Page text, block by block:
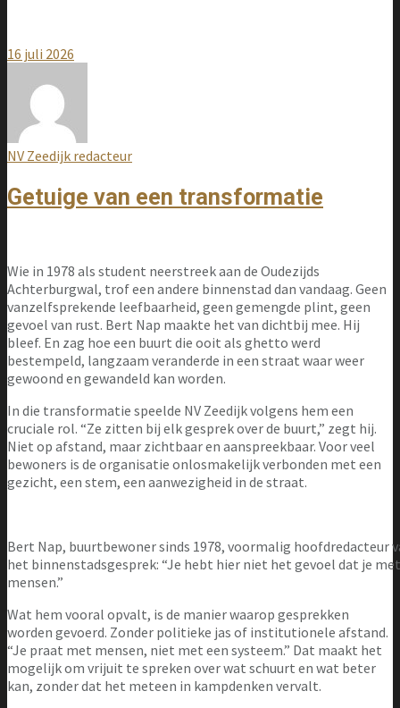
16 juli 2026
NV Zeedijk redacteur
Getuige van een transformatie
Wie in 1978 als student neerstreek aan de Oudezijds
Achterburgwal, trof een andere binnenstad dan vandaag. Geen
vanzelfsprekende leefbaarheid, geen gemengde plint, geen
gevoel van rust. Bert Nap maakte het van dichtbij mee. Hij
bleef. En zag hoe een buurt die ooit als ghetto werd
bestempeld, langzaam veranderde in een straat waar weer
gewoond en gewandeld kan worden.
In die transformatie speelde NV Zeedijk volgens hem een
cruciale rol. “Ze zitten bij elk gesprek over de buurt,” zegt hij.
Niet op afstand, maar zichtbaar en aanspreekbaar. Voor veel
bewoners is de organisatie onlosmakelijk verbonden met een
gezicht, een stem, een aanwezigheid in de straat.
Bert Nap, buurtbewoner sinds 1978, voormalig hoofdredacteur
het binnenstadsgesprek: “Je hebt hier niet het gevoel dat je
mensen.”
Wat hem vooral opvalt, is de manier waarop gesprekken
worden gevoerd. Zonder politieke jas of institutionele afstand.
“Je praat met mensen, niet met een systeem.” Dat maakt het
mogelijk om vrijuit te spreken over wat schuurt en wat beter
kan, zonder dat het meteen in kampdenken vervalt.